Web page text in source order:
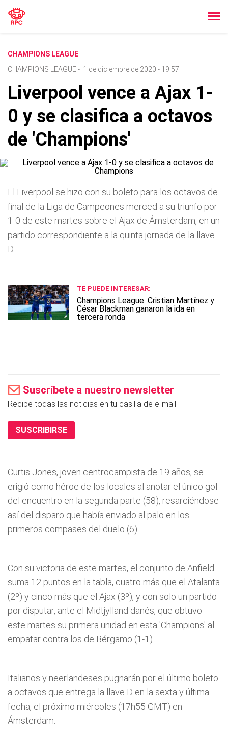
CHAMPIONS LEAGUE
CHAMPIONS LEAGUE- 1 de diciembre de 2020 - 19:57
Liverpool vence a Ajax 1-
0 y se clasifica a octavos
de 'Champions'
El Liverpool se hizo con su boleto para los octavos de
final de la Liga de Campeones merced a su triunfo por
1-0 de este martes sobre el Ajax de Ámsterdam, en un
partido correspondiente a la quinta jornada de la llave
D.
TE PUEDE INTERESAR:
Champions League: Cristian Martínez y
César Blackman ganaron la ida en
tercera ronda
Suscríbete a nuestro newsletter
Recibe todas las noticias en tu casilla de e-mail.
SUSCRIBIRSE
Curtis Jones, joven centrocampista de 19 años, se
erigió como héroe de los locales al anotar el único gol
del encuentro en la segunda parte (58), resarciéndose
así del disparo que había enviado al palo en los
primeros compases del duelo (6).
Con su victoria de este martes, el conjunto de Anfield
suma 12 puntos en la tabla, cuatro más que el Atalanta
(2º) y cinco más que el Ajax (3º), y con solo un partido
por disputar, ante el Midtjylland danés, que obtuvo
este martes su primera unidad en esta 'Champions' al
empatar contra los de Bérgamo (1-1).
Italianos y neerlandeses pugnarán por el último boleto
a octavos que entrega la llave D en la sexta y última
fecha, el próximo miércoles (17h55 GMT) en
Ámsterdam.